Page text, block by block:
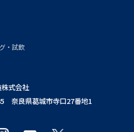
・試飲
式会社
奈良県葛城市寺口27番地1